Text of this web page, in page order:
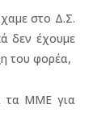
στο Δ.Σ.
δεν έχουμε
του φορέα,
τα ΜΜΕ για